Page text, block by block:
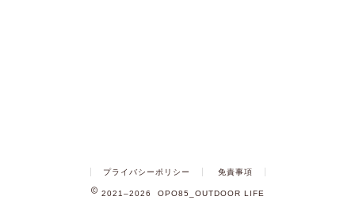
プライバシーポリシー 免責事項
2021–2026 OPO85_OUTDOOR LIFE